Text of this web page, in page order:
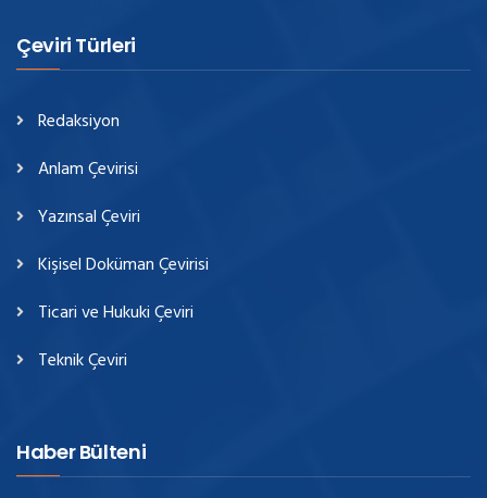
Çeviri Türleri
Redaksiyon
Anlam Çevirisi
Yazınsal Çeviri
Kişisel Doküman Çevirisi
Ticari ve Hukuki Çeviri
Teknik Çeviri
Haber Bülteni